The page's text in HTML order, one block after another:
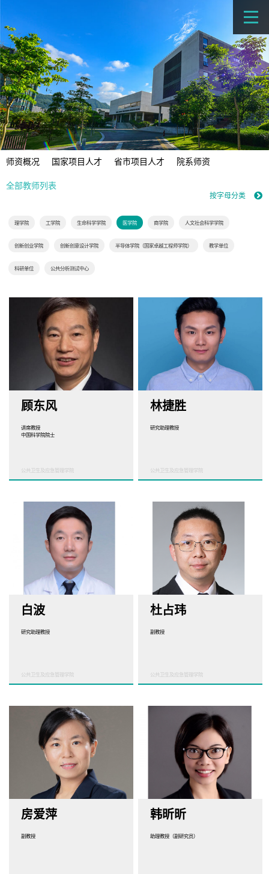
师资概况 国家项目人才 省市项目人才 院系师资
全部教师列表
按字母分类
理学院 工学院 生命科学学院 医学院 商学院 人文社会科学学院
创新创业学院 创新创意设计学院 半导体学院（国家卓越工程师学院） 教学单位
科研单位 公共分析测试中心
顾东风
讲席教授
中国科学院院士
公共卫生及应急管理学院
林捷胜
研究助理教授
公共卫生及应急管理学院
白波
研究助理教授
公共卫生及应急管理学院
杜占玮
副教授
公共卫生及应急管理学院
房爱萍
副教授
韩昕昕
助理教授（副研究员）